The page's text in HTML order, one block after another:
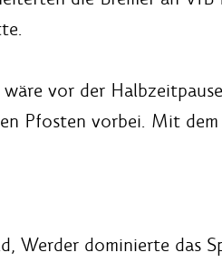
vor der
Pfosten vorbei. Mit
Werder dominierte das